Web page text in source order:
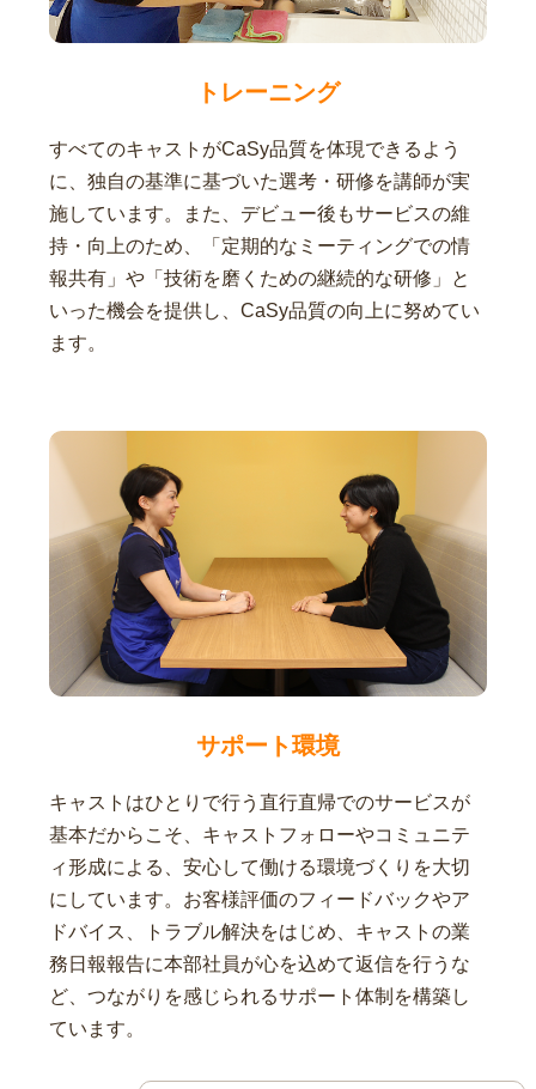
トレーニング
すべてのキャストがCaSy品質を体現できるよう
に、独自の基準に基づいた選考・研修を講師が実
施しています。また、デビュー後もサービスの維
持・向上のため、「定期的なミーティングでの情
報共有」や「技術を磨くための継続的な研修」と
いった機会を提供し、CaSy品質の向上に努めてい
ます。
サポート環境
キャストはひとりで行う直行直帰でのサービスが
基本だからこそ、キャストフォローやコミュニテ
ィ形成による、安心して働ける環境づくりを大切
にしています。お客様評価のフィードバックやア
ドバイス、トラブル解決をはじめ、キャストの業
務日報報告に本部社員が心を込めて返信を行うな
ど、つながりを感じられるサポート体制を構築し
ています。